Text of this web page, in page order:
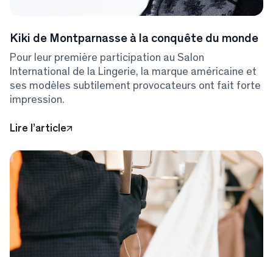
Kiki de Montparnasse à la conquête du monde
Pour leur première participation au Salon
International de la Lingerie, la marque américaine et
ses modèles subtilement provocateurs ont fait forte
impression.
Lire l’article